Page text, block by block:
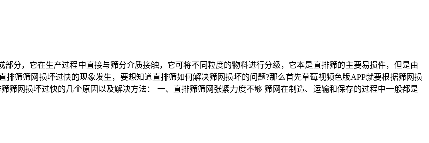
分，它在生产过程中直接与筛分介质接触，它可将不同粒度的物料进行分级，它本是直排筛的主要易损件，但是由
筛筛网损坏过快的现象发生，要想知道直排筛如何解决筛网损坏的问题?那么首先草莓视频色版APP就要根据筛网损
筛网损坏过快的几个原因以及解决方法： 一、直排筛筛网张紧力度不够 筛网在制造、运输和保存的过程中一般都是